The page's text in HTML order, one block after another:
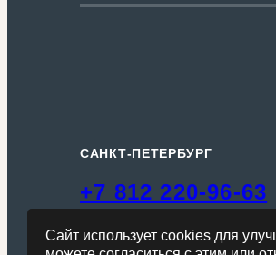
САНКТ-ПЕТЕРБУРГ
+7 812 220-96-63
Кудрово, Мурманское ш.,
Сайт использует cookies для